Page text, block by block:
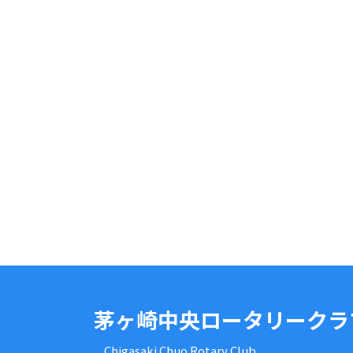
茅ヶ崎中央ロータリーク